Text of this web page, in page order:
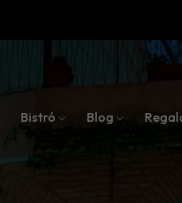
Bistró Blog